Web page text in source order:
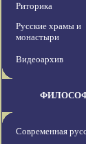
Риторика
Русские храмы и
монастыри
Видеоархив
Современная